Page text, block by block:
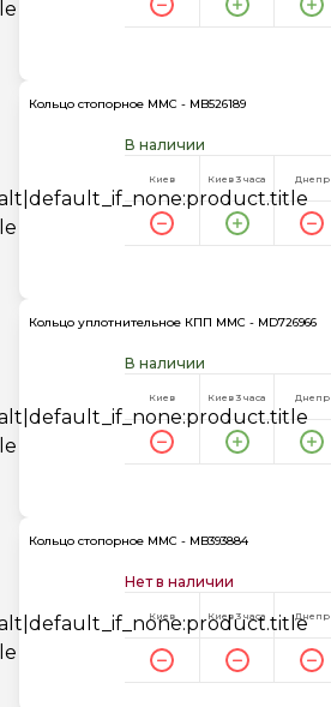
Кольцо стопорное MMC - MB526189
В наличии
Киев Киев 3 часа Днепр
Кольцо уплотнительное КПП MMC - MD726966
В наличии
Киев Киев 3 часа Днепр
Кольцо стопорное MMC - MB393884
Нет в наличии
Киев Киев 3 часа Днепр